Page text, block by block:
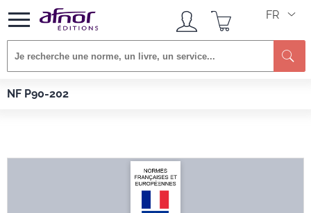
FR
NF P90-202
Afnor EDITIONS